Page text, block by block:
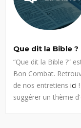
Que dit la Bible ?
“Que dit la Bible ?”
Bon Combat.
de nos entretiensici
suggérer un thème